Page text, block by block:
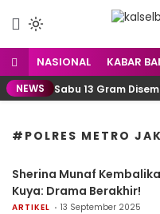
NASIONAL KABAR
NEWS Sabu 13 Gram
#POLRES METRO
Sherina Munaf
Kuya: Drama Berakhir!
ARTIKEL 13 September 2025